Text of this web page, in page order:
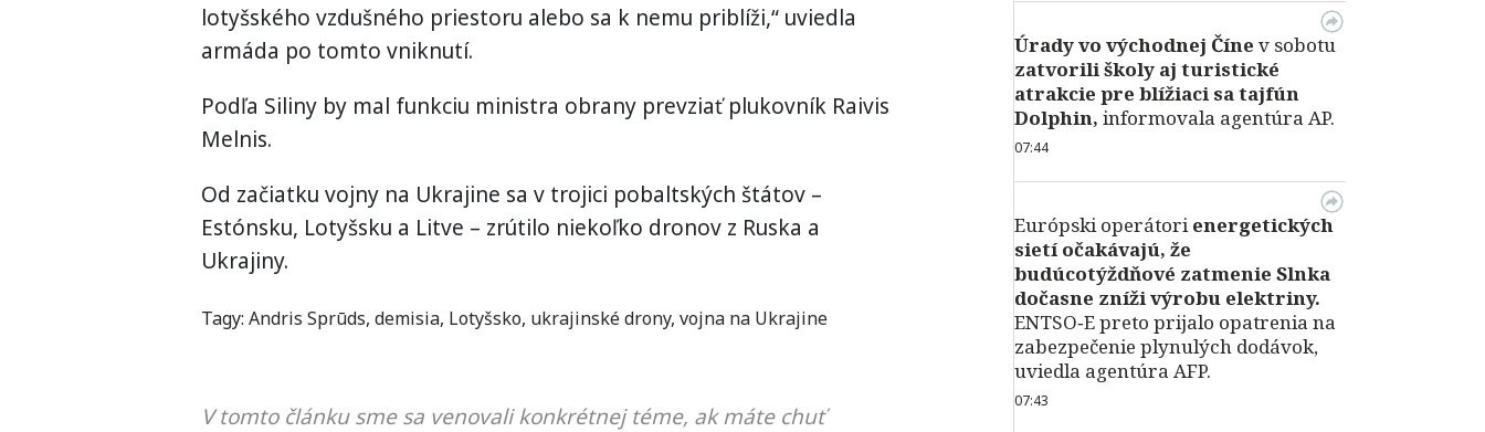
lotyšského vzdušného priestoru alebo sa k nemu priblíži,“ uviedla
armáda po tomto vniknutí.
Podľa Siliny by mal funkciu ministra obrany prevziať plukovník Raivis
Melnis.
Od začiatku vojny na Ukrajine sa v trojici pobaltských štátov –
Estónsku, Lotyšsku a Litve – zrútilo niekoľko dronov z Ruska a
Ukrajiny.
Tagy: Andris Sprūds, demisia, Lotyšsko, ukrajinské drony, vojna na Ukrajine
V tomto článku sme sa venovali konkrétnej téme, ak máte chuť
Úrady vo východnej Číne v sobotu
zatvorili školy aj turistické
atrakcie pre blížiaci sa tajfún
Dolphin, informovala agentúra AP.
07:44
Európski operátorienergetických
sietí očakávajú, že
budúcotýždňové zatmenie Slnka
dočasne zníži výrobu elektriny.
ENTSO‑E preto prijalo opatrenia na
zabezpečenie plynulých dodávok,
uviedla agentúra AFP.
07:43